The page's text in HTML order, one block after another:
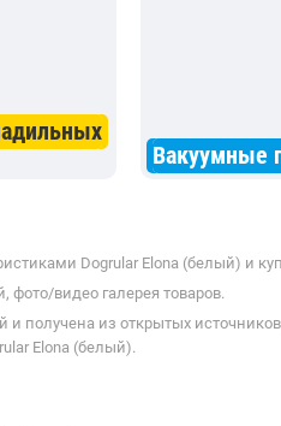
Вакуумные
Dogrular Elona (белый) и
фото/видео галерея товаров.
получена из открытых
Elona (белый).